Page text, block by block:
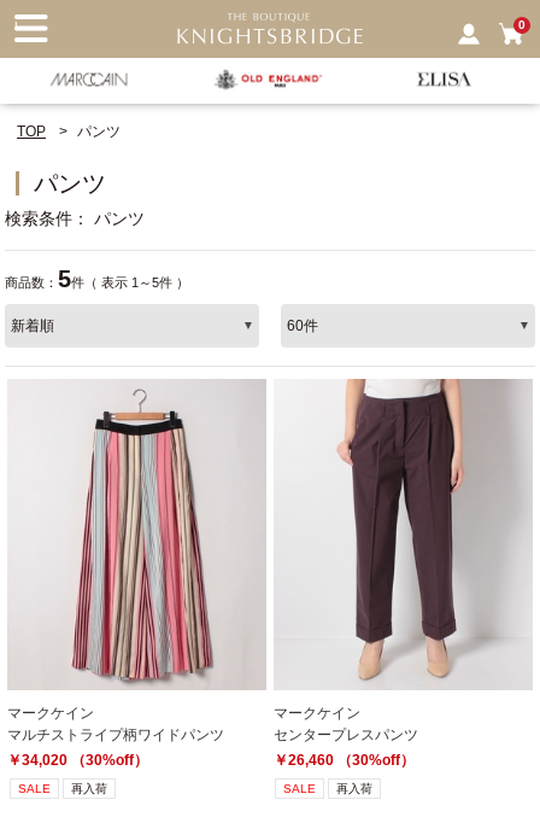
0
TOP パンツ
パンツ
検索条件 パンツ
商品数：5件（ 表示 1～5件 ）
マークケイン
マルチストライプ柄ワイドパンツ
￥34,020 （30%off）
SALE 再入荷
マークケイン
センタープレスパンツ
￥26,460 （30%off）
SALE 再入荷